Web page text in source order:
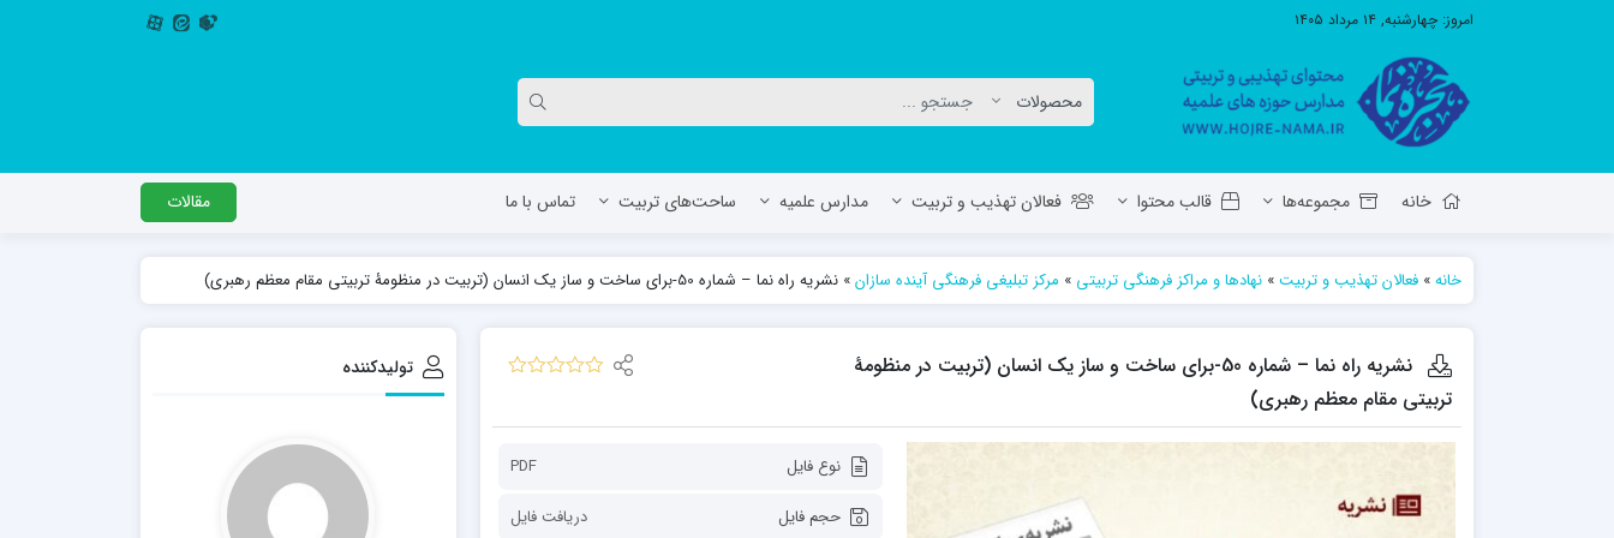
امروز: چهارشنبه, ۱۴ مرداد ۱۴۰۵
خانه مجموعه‌ها قالب محتوا فعالان تهذیب و تربیت مدارس علمیه
معاونت تهذیب استان آ.ش
حوزه علمیه حضرت ولی عصر عج بناب
مدرسه علمیه صاحب الزمان عج مرند
مدرسه علمیه جعفریه
مدرسه علمیه المهدی (عج)/ آران و بیدگل
حوزه علمیه سفیران هدایت رهنان
مدرسه اباصالح المهدی عج
مدرسه امام جعفر صادق علیه السلام ساوجبلاغ
مدرسه علمیه امام حسن مجتبی(ع) چهارباغ
ساحت‌های تربیت تماس با ما مقالات
خانه» فعالان تهذیب و تربیت» نهادها و مراکز فرهنگی تربیتی » مرکز تبلیغی فرهنگی آینده سازان» نشریه راه نما – شماره 50-برای ساخت‌ و ساز یک انسان (تربیت در منظومۀ تربیتی مقام معظم رهبری)
نشریه راه نما – شماره 50-برای ساخت‌ و ساز یک انسان (تربیت در منظومۀ
تربیتی مقام معظم رهبری)
نوع فایل
PDF
حجم فایل
دریافت فایل
تولیدکننده